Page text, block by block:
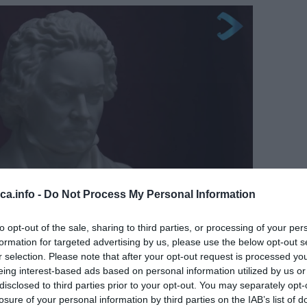
- Do Not Process My Personal Information
opt-out of the sale, sharing to third parties, or processing of your
for targeted advertising by us, please use the below opt-out
selection. Please note that after your opt-out request is processed
interest-based ads based on personal information utilized by us
to third parties prior to your opt-out. You may separately
of your personal information by third parties on the IAB’s list of
dodati čokoladu, ekstrakte, napolitanke, narančin ili lumunov sok,
put u jedan dio stavila mliječnu čokoladu (rastopila sam je, oko